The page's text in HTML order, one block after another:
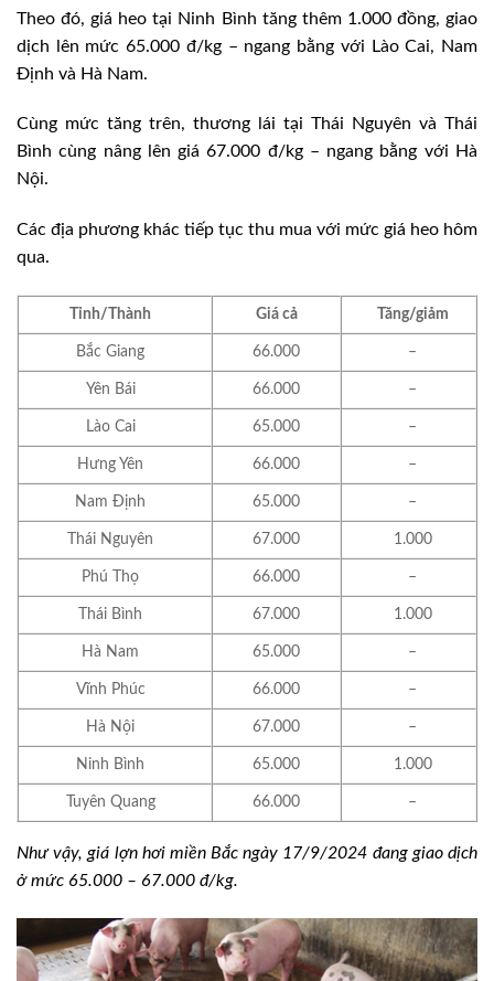
Theo đó, giá heo tại Ninh Bình tăng thêm 1.000 đồng, giao
dịch lên mức 65.000 đ/kg – ngang bằng với Lào Cai, Nam
Định và Hà Nam.
Cùng mức tăng trên, thương lái tại Thái Nguyên và Thái
Bình cùng nâng lên giá 67.000 đ/kg – ngang bằng với Hà
Nội.
Các địa phương khác tiếp tục thu mua với mức giá heo hôm
qua.
Tỉnh/Thành Giá cả Tăng/giảm
Bắc Giang 66.000 –
Yên Bái 66.000 –
Lào Cai 65.000 –
Hưng Yên 66.000 –
Nam Định 65.000 –
Thái Nguyên 67.000 1.000
Phú Thọ 66.000 –
Thái Bình 67.000 1.000
Hà Nam 65.000 –
Vĩnh Phúc 66.000 –
Hà Nội 67.000 –
Ninh Bình 65.000 1.000
Tuyên Quang 66.000 –
Như vậy, giá lợn hơi miền Bắc ngày 17/9/2024 đang giao dịch
ở mức 65.000 – 67.000 đ/kg.